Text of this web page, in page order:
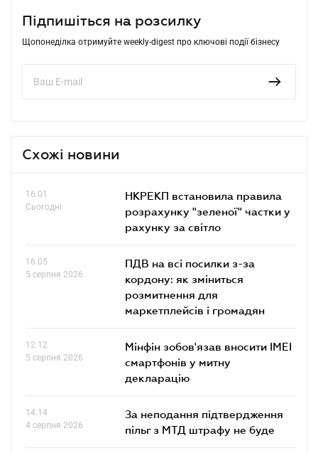
Підпишіться на розсилку
Щопонеділка отримуйте weekly-digest про ключові події бізнесу
Схожі новини
16.01
Сьогодні
НКРЕКП встановила правила
розрахунку "зеленої" частки у
рахунку за світло
16.05
5 серпня 2026
ПДВ на всі посилки з-за
кордону: як зміниться
розмитнення для
маркетплейсів і громадян
12.12
5 серпня 2026
Мінфін зобов'язав вносити IMEI
смартфонів у митну
декларацію
14.14
4 серпня 2026
За неподання підтвердження
пільг з МТД штрафу не буде